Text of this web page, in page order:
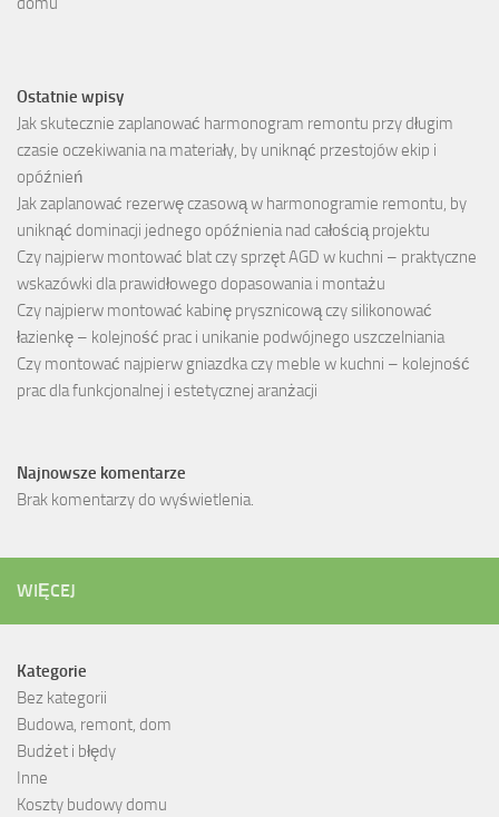
Ostatnie wpisy
Jak skutecznie zaplanować harmonogram remontu przy długim
czasie oczekiwania na materiały, by uniknąć przestojów ekip i
opóźnień
Jak zaplanować rezerwę czasową w harmonogramie remontu, by
uniknąć dominacji jednego opóźnienia nad całością projektu
Czy najpierw montować blat czy sprzęt AGD w kuchni – praktyczne
wskazówki dla prawidłowego dopasowania i montażu
Czy najpierw montować kabinę prysznicową czy silikonować
łazienkę – kolejność prac i unikanie podwójnego uszczelniania
Czy montować najpierw gniazdka czy meble w kuchni – kolejność
prac dla funkcjonalnej i estetycznej aranżacji
Najnowsze komentarze
Brak komentarzy do wyświetlenia.
WIĘCEJ
Kategorie
Bez kategorii
Budowa, remont, dom
Budżet i błędy
Inne
Koszty budowy domu